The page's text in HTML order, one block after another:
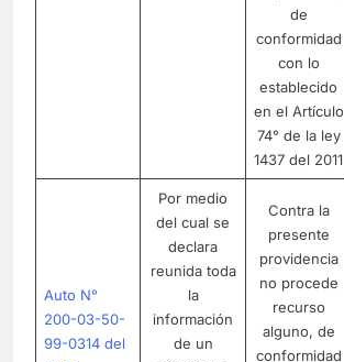
de
conformidad
con lo
establecido
en el Artículo
74° de la ley
1437 del 2011
Auto N°
200-03-50-
99-0314 del
Por medio
del cual se
declara
reunida toda
la
información
de un
Contra la
presente
providencia
no procede
recurso
alguno, de
conformidad